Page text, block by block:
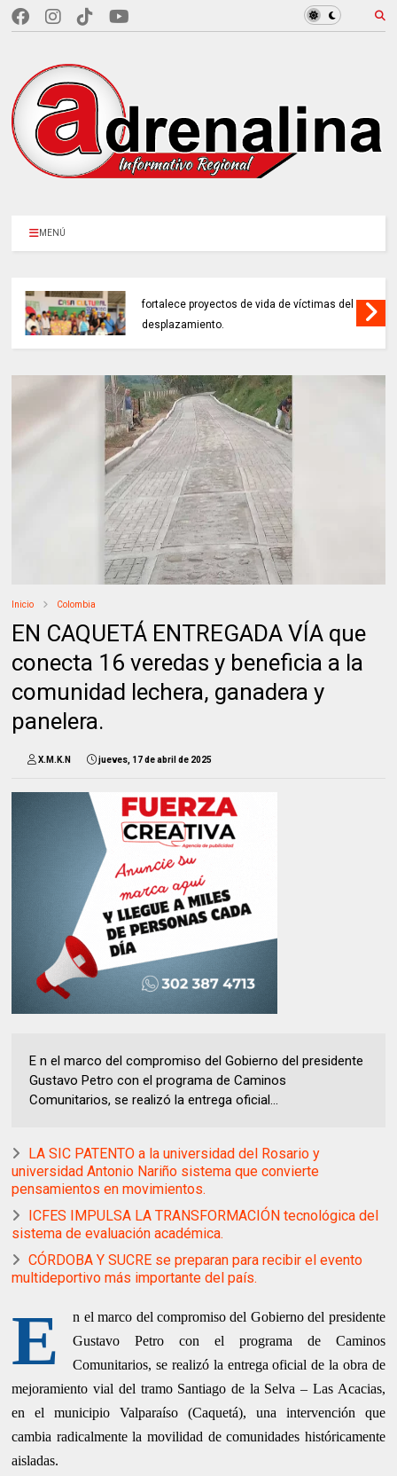
MENÚ
fortalece proyectos de vida de víctimas del
desplazamiento.
Inicio Colombia
EN CAQUETÁ ENTREGADA VÍA que
conecta 16 veredas y beneficia a la
comunidad lechera, ganadera y
panelera.
X.M.K.N jueves, 17 de abril de 2025
E n el marco del compromiso del Gobierno del presidente
Gustavo Petro con el programa de Caminos
Comunitarios, se realizó la entrega oficial...
LA SIC PATENTO a la universidad del Rosario y
universidad Antonio Nariño sistema que convierte
pensamientos en movimientos.
ICFES IMPULSA LA TRANSFORMACIÓN tecnológica del
sistema de evaluación académica.
CÓRDOBA Y SUCRE se preparan para recibir el evento
multideportivo más importante del país.
E
n el marco del compromiso del Gobierno del presidente
Gustavo Petro con el programa de Caminos
Comunitarios, se realizó la entrega oficial de la obra de
mejoramiento vial del tramo Santiago de la Selva – Las Acacias,
en el municipio Valparaíso (Caquetá), una intervención que
cambia radicalmente la movilidad de comunidades históricamente
aisladas.